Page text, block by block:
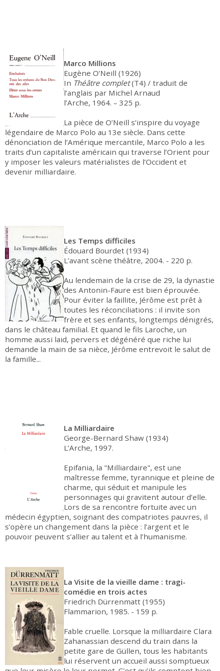
Marco Millions
Eugène O’Neill (1926)
In Théâtre complet(T4) / traduit de
l’anglais par Michel Arnaud
l’Arche, 1964. – 325 p.
La pièce de O’Neill s’inspire du voyage
légendaire de Marco Polo au 13e siècle. Dans cette
dénonciation de l’Amérique mercantile, Marco Polo a les
traits d’un capitaliste américain qui traverse l’Orient pour
y imposer les valeurs matérialistes de l’Occident et
devenir milliardaire.
Les Temps difficiles
Édouard Bourdet (1934)
L’avant scène théâtre, 2004. - 220 p.
Au lendemain de la crise de 29, la dynastie
des Antonin-Faure est bien éprouvée.
Pour éviter la faillite, Jérôme est prêt à
toutes les réconciliations : il invite son
frère et ses enfants, longtemps dénigrés,
dans le château familial. Et quand le fils Laroche, un
homme aussi laid, pervers et dégénéré que riche lui
demande la main de sa nièce, Jérôme entrevoit le salut de
la famille...
La Milliardaire
George-Bernard Shaw (1934)
L’Arche, 1997.
Epifania, la "Milliardaire", est une
maîtresse femme, tyrannique et pleine de
charme, qui séduit et manipule les
personnages qui gravitent autour d’elle.
Lors de sa rencontre fortuite avec un
médecin égyptien, soignant des compatriotes pauvres, il
s’opère un changement dans la pièce : l’argent et le
pouvoir peuvent s’allier au talent et à l’humanisme.
La Visite de la vieille dame : tragi-
comédie en trois actes
Friedrich Dürrenmatt (1955)
Flammarion, 1985. - 159 p.
Fable cruelle. Lorsque la milliardaire Clara
Zahanassian descend du train dans la
petite gare de Güllen, tous les habitants
lui réservent un accueil aussi somptueux